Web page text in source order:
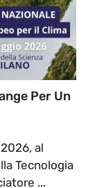
Per Un
al
Tecnologia
...